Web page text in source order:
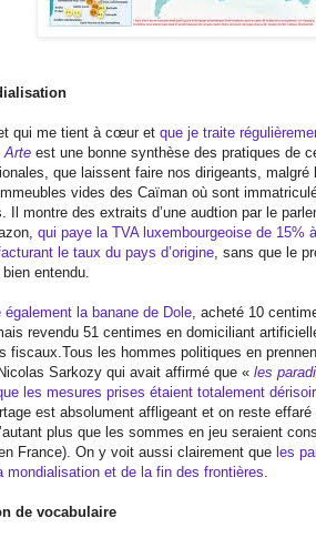
qui me tient à cœur et que je traite
Arte est une bonne synthèse des pratiques de
que laissent faire nos dirigeants, malgré
vides des Caïman où sont
Il montre des extraits d’une audtion par le
qui paye la TVA luxembourgeoise de 15%
le taux du pays d’origine , sans que le
entendu.
également la banane de Dole , acheté 10
revendu 51 centimes en domiciliant
fiscaux.Tous les hommes politiques en
Sarkozy qui avait affirmé que « les
les mesures prises étaient totalement
est absolument affligeant et on reste effaré
plus que les sommes en jeu seraient
France). On y voit aussi clairement que les
mondialisation et de la fin des frontières
de vocabulaire